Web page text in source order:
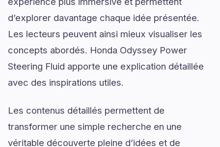
d’explorer davantage chaque idée présentée.
Les lecteurs peuvent ainsi mieux visualiser les
concepts abordés. Honda Odyssey Power
Steering Fluid apporte une explication détaillée
avec des inspirations utiles.
Les contenus détaillés permettent de
transformer une simple recherche en une
véritable découverte pleine d’idées et de